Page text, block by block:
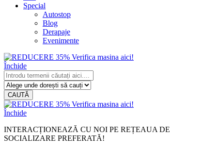
Special
Autostop
Blog
Derapaje
Evenimente
Închide
CAUTĂ
Închide
INTERACȚIONEAZĂ CU NOI PE REȚEAUA DE
SOCIALIZARE PREFERATĂ!